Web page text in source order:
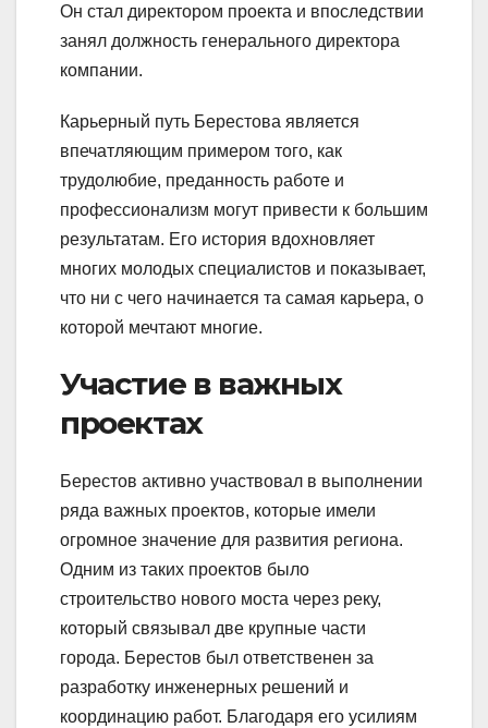
Он стал директором проекта и впоследствии
занял должность генерального директора
компании.
Карьерный путь Берестова является
впечатляющим примером того, как
трудолюбие, преданность работе и
профессионализм могут привести к большим
результатам. Его история вдохновляет
многих молодых специалистов и показывает,
что ни с чего начинается та самая карьера, о
которой мечтают многие.
Участие в важных
проектах
Берестов активно участвовал в выполнении
ряда важных проектов, которые имели
огромное значение для развития региона.
Одним из таких проектов было
строительство нового моста через реку,
который связывал две крупные части
города. Берестов был ответственен за
разработку инженерных решений и
координацию работ. Благодаря его усилиям